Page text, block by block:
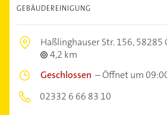
GEBÄUDEREINIGUNG
Haßlinghauser Str. 156,58285
4,2 km
Geschlossen –Öffnet um
02332 6 66 83 10